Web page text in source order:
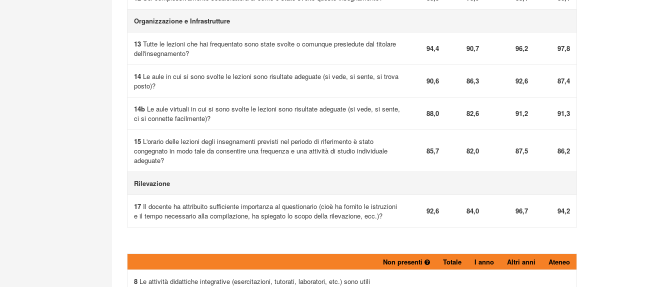
Organizzazione e Infrastrutture
13 Tutte le lezioni che hai frequentato sono state svolte o comunque presiedute dal titolare
dell'insegnamento?
94,4 90,7 96,2 97,8
14 Le aule in cui si sono svolte le lezioni sono risultate adeguate (si vede, si sente, si trova
posto)?
90,6 86,3 92,6 87,4
14b Le aule virtuali in cui si sono svolte le lezioni sono risultate adeguate (si vede, si sente,
ci si connette facilmente)?
88,0 82,6 91,2 91,3
15 L'orario delle lezioni degli insegnamenti previsti nel periodo di riferimento è stato
congegnato in modo tale da consentire una frequenza e una attività di studio individuale
adeguate?
85,7 82,0 87,5 86,2
Rilevazione
17 Il docente ha attribuito sufficiente importanza al questionario (cioè ha fornito le istruzioni
e il tempo necessario alla compilazione, ha spiegato lo scopo della rilevazione, ecc.)?
92,6 84,0 96,7 94,2
Non presenti Totale I anno Altri anni Ateneo
8 Le attività didattiche integrative (esercitazioni, tutorati, laboratori, etc.) sono utili